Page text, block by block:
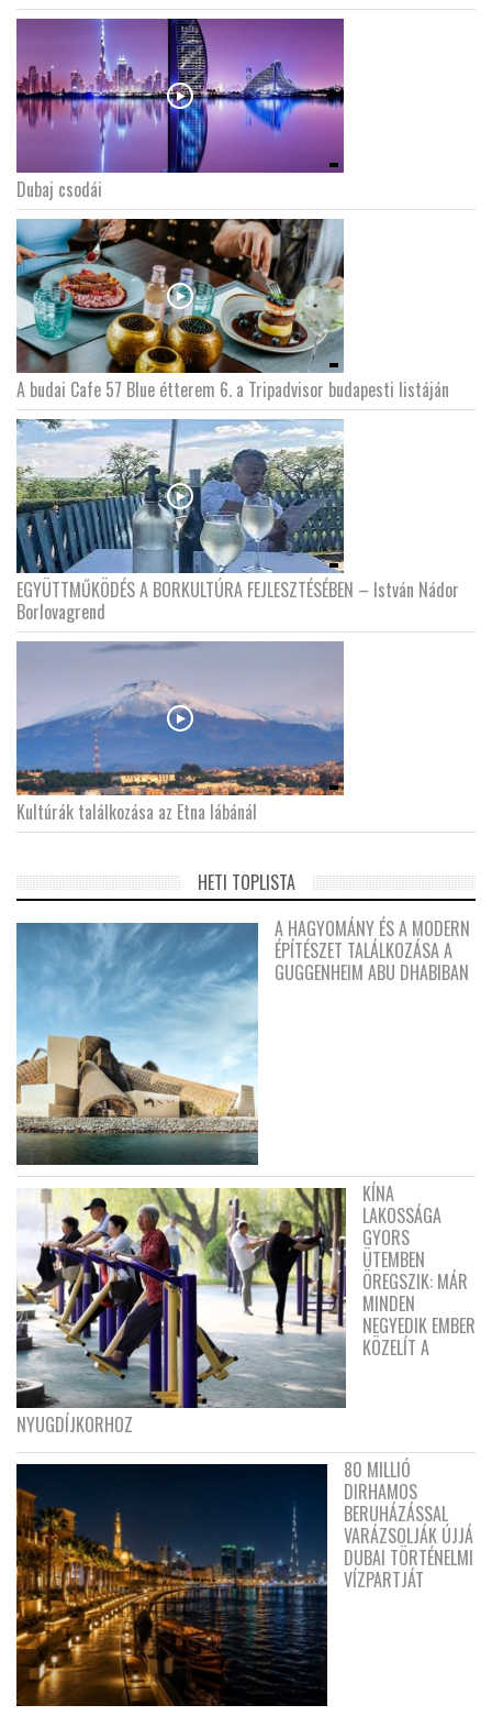
Dubaj csodái
A budai Cafe 57 Blue étterem 6. a Tripadvisor budapesti listáján
EGYÜTTMŰKÖDÉS A BORKULTÚRA FEJLESZTÉSÉBEN – István Nádor
Borlovagrend
Kultúrák találkozása az Etna lábánál
HETI TOPLISTA
A HAGYOMÁNY ÉS A MODERN
ÉPÍTÉSZET TALÁLKOZÁSA A
GUGGENHEIM ABU DHABIBAN
KÍNA
LAKOSSÁGA
GYORS
ÜTEMBEN
ÖREGSZIK: MÁR
MINDEN
NEGYEDIK EMBER
KÖZELÍT A
NYUGDÍJKORHOZ
80 MILLIÓ
DIRHAMOS
BERUHÁZÁSSAL
VARÁZSOLJÁK ÚJJÁ
DUBAI TÖRTÉNELMI
VÍZPARTJÁT